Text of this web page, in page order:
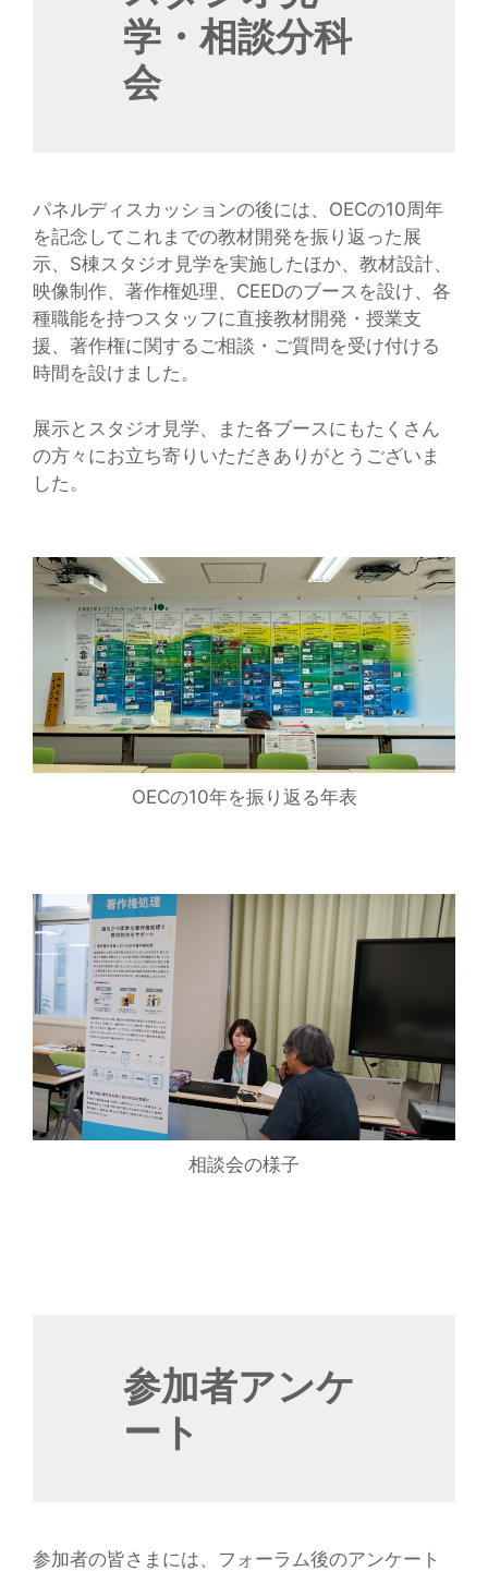
学・相談分科
会
パネルディスカッションの後には、OECの10周年
を記念してこれまでの教材開発を振り返った展
示、S棟スタジオ見学を実施したほか、教材設計、
映像制作、著作権処理、CEEDのブースを設け、各
種職能を持つスタッフに直接教材開発・授業支
援、著作権に関するご相談・ご質問を受け付ける
時間を設けました。
展示とスタジオ見学、また各ブースにもたくさん
の方々にお立ち寄りいただきありがとうございま
した。
OECの10年を振り返る年表
相談会の様子
参加者アンケ
ート
参加者の皆さまには、フォーラム後のアンケート